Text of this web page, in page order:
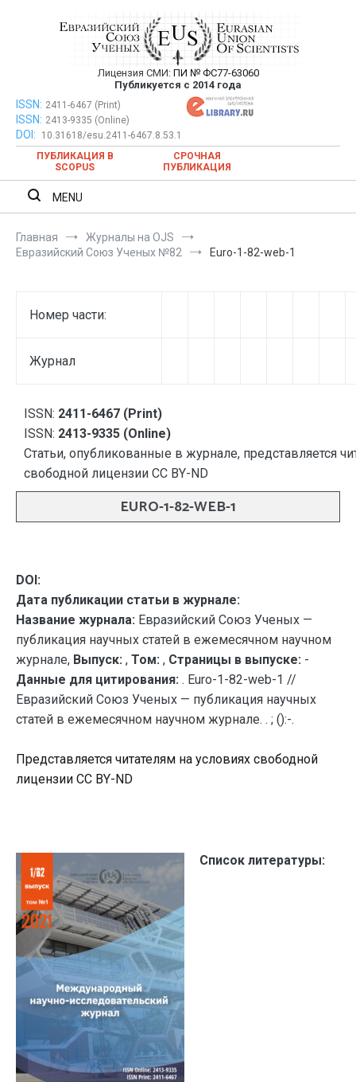
Евразийский Союз Ученых —
публикация научных статей в
ежемесячном научном журнале
Лицензия СМИ: ПИ № ФС77-63060
Публикуется с 2014 года
Евразийский Союз Ученых — публикация научных статей в
ежемесячном научном журнале
ISSN: 2411-6467 (Print)
ISSN: 2413-9335 (Online)
DOI:
10.31618/esu.2411-6467.8.53.1
ПУБЛИКАЦИЯ В
SCOPUS
СРОЧНАЯ
ПУБЛИКАЦИЯ
MENU
Главная
Журналы на OJS
Евразийский Союз Ученых №82
Euro-1-82-web-1
Номер части:
Журнал
ISSN: 2411-6467 (Print)
ISSN: 2413-9335 (Online)
Статьи, опубликованные в журнале, представляется
свободной лицензии CC BY-ND
EURO-1-82-WEB-1
DOI:
Дата публикации статьи в журнале:
Название журнала: Евразийский Союз Ученых —
публикация научных статей в ежемесячном научном
журнале, Выпуск: , Том: , Страницы в выпуске: -
Данные для цитирования: . Euro-1-82-web-1 //
Евразийский Союз Ученых — публикация научных
статей в ежемесячном научном журнале. . ; ():-.
Представляется читателям на условиях свободной
лицензии CC BY-ND
Список литературы: